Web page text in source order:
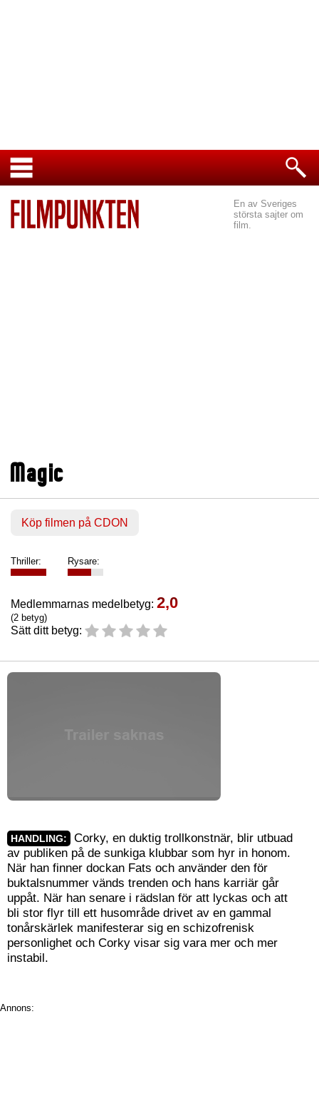
En av Sveriges
största sajter om
film.
Magic
Köp filmen på CDON
Thriller: Rysare:
Medlemmarnas medelbetyg: 2,0
(2 betyg)
Sätt ditt betyg:
HANDLING:
Corky, en duktig trollkonstnär, blir utbuad
av publiken på de sunkiga klubbar som hyr in honom.
När han finner dockan Fats och använder den för
buktalsnummer vänds trenden och hans karriär går
uppåt. När han senare i rädslan för att lyckas och att
bli stor flyr till ett husområde drivet av en gammal
tonårskärlek manifesterar sig en schizofrenisk
personlighet och Corky visar sig vara mer och mer
instabil.
Annons: